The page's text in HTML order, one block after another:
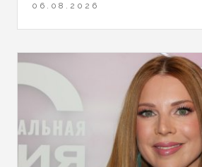
06.08.2026